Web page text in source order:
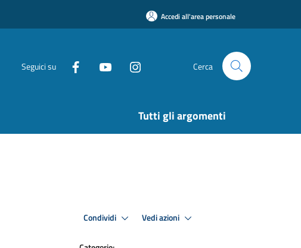
Accedi all'area personale
Seguici su Cerca
Tutti gli argomenti
Condividi Vedi azioni